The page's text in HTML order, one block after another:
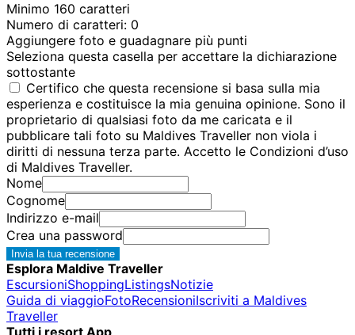
Minimo 160 caratteri
Numero di caratteri: 0
Aggiungere foto e guadagnare più punti
Seleziona questa casella per accettare la dichiarazione
sottostante
Certifico che questa recensione si basa sulla mia
esperienza e costituisce la mia genuina opinione. Sono il
proprietario di qualsiasi foto da me caricata e il
pubblicare tali foto su Maldives Traveller non viola i
diritti di nessuna terza parte. Accetto le Condizioni d’uso
di Maldives Traveller.
Nome
Cognome
Indirizzo e-mail
Crea una password
Invia la tua recensione
Esplora Maldive Traveller
EscursioniShoppingListingsNotizie
Guida di viaggioFotoRecensioniIscriviti a Maldives
Traveller